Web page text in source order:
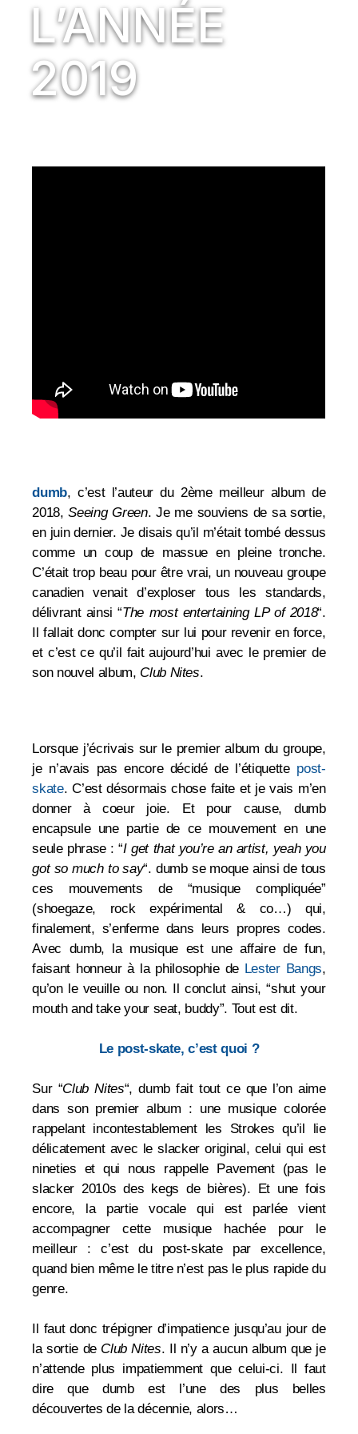
L’ANNÉE
2019
dumb, c’est l’auteur du 2ème meilleur album de
2018,Seeing Green. Je me souviens de sa sortie,
en juin dernier. Je disais qu’il m’était tombé dessus
comme un coup de massue en pleine tronche.
C’était trop beau pour être vrai, un nouveau groupe
canadien venait d’exploser tous les standards,
délivrant ainsi “The most entertaining LP of 2018“.
Il fallait donc compter sur lui pour revenir en force,
et c’est ce qu’il fait aujourd’hui avec le premier de
son nouvel album, Club Nites.
Lorsque j’écrivais sur le premier album du groupe,
je n’avais pas encore décidé de l’étiquette post-
skate. C’est désormais chose faite et je vais m’en
donner à coeur joie. Et pour cause, dumb
encapsule une partie de ce mouvement en une
seule phrase :“I get that you’re an artist, yeah you
got so much to say“. dumb se moque ainsi de tous
ces mouvements de “musique compliquée”
(shoegaze, rock expérimental & co…) qui,
finalement, s’enferme dans leurs propres codes.
Avec dumb, la musique est une affaire de fun,
faisant honneur à la philosophie de Lester Bangs,
qu’on le veuille ou non. Il conclut ainsi, “shut your
mouth and take your seat, buddy”. Tout est dit.
Le post-skate, c’est quoi ?
Sur “Club Nites“, dumb fait tout ce que l’on aime
dans son premier album : une musique colorée
rappelant incontestablement les Strokes qu’il lie
délicatement avec le slacker original, celui qui est
nineties et qui nous rappelle Pavement (pas le
slacker 2010s des kegs de bières). Et une fois
encore, la partie vocale qui est parlée vient
accompagner cette musique hachée pour le
meilleur : c’est du post-skate par excellence,
quand bien même le titre n’est pas le plus rapide du
genre.
Il faut donc trépigner d’impatience jusqu’au jour de
la sortie de Club Nites. Il n’y a aucun album que je
n’attende plus impatiemment que celui-ci. Il faut
dire que dumb est l’une des plus belles
découvertes de la décennie, alors…